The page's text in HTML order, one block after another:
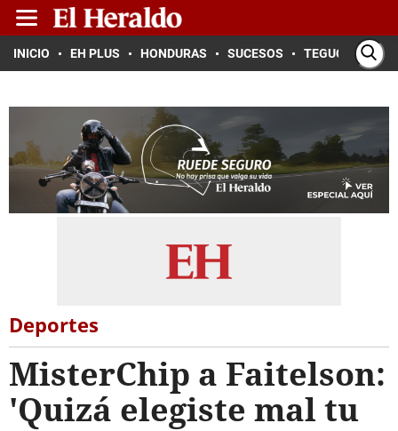
INICIO EH PLUS HONDURAS SUCESOS TEGUCIGALPA
Deportes
MisterChip a Faitelson:
'Quizá elegiste mal tu